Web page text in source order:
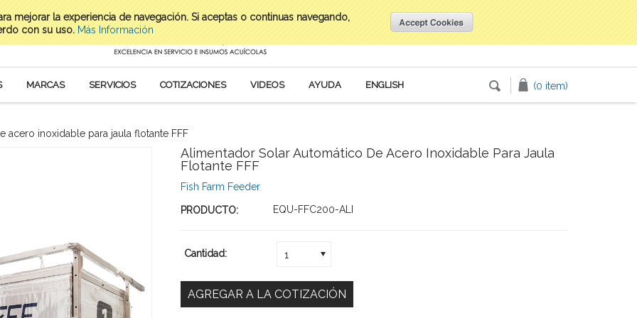
mejorar la experiencia de navegación. Si aceptas o continuas navegando,
con su uso. Más Información Inicia tu sesión
MARCAS SERVICIOS COTIZACIONES VIDEOS AYUDA ENGLISH (0 item)
acero inoxidable para jaula flotante FFF
Alimentador Solar Automático De Acero Inoxidable Para Jaula
Flotante FFF
Fish Farm Feeder
PRODUCTO: EQU-FFC200-ALI
Cantidad: 1